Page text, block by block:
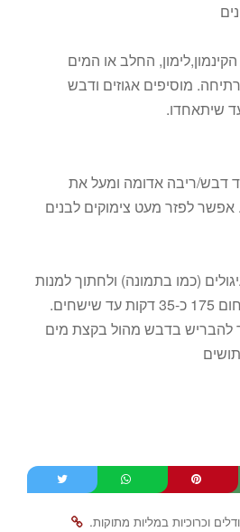
החלב או המים
מוסיפים אגוזים ודבש
שיתאחדו.
דבש/ריבה אדומה ומעל את
לפזר מעט צימוקים לבנים
(כמו בתמונה) ולחתוך למנות
להבריש בדבש מהול בקצת מים
וכרוכיות במליות מתוקות.